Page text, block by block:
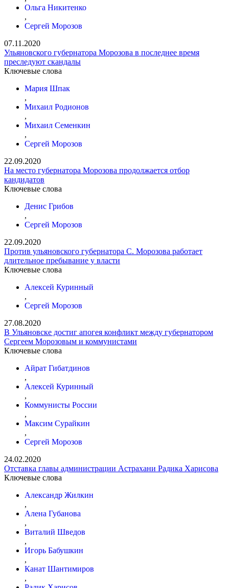
Ольга Никитенко
,
Сергей Морозов
07.11.2020
Ульяновского губернатора Морозова в последнее время
преследуют скандалы
Ключевые слова
Мария Шпак
,
Михаил Родионов
,
Михаил Семенкин
,
Сергей Морозов
22.09.2020
На место губернатора Морозова продолжается отбор
кандидатов
Ключевые слова
Денис Грибов
,
Сергей Морозов
22.09.2020
Против ульяновского губернатора С. Морозова работает
длительное пребывание у власти
Ключевые слова
Алексей Куринный
,
Сергей Морозов
27.08.2020
В Ульяновске достиг апогея конфликт между губернатором
Сергеем Морозовым и коммунистами
Ключевые слова
Айрат Гибатдинов
,
Алексей Куринный
,
Коммунисты России
,
Максим Сурайкин
,
Сергей Морозов
24.02.2020
Отставка главы администрации Астрахани Радика Харисова
Ключевые слова
Александр Жилкин
,
Алена Губанова
,
Виталий Шведов
,
Игорь Бабушкин
,
Канат Шантимиров
,